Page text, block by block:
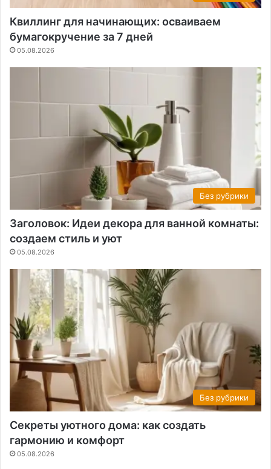
Квиллинг для начинающих: осваиваем
бумагокручение за 7 дней
05.08.2026
Без рубрики
Заголовок: Идеи декора для ванной комнаты:
создаем стиль и уют
05.08.2026
Без рубрики
Секреты уютного дома: как создать
гармонию и комфорт
05.08.2026